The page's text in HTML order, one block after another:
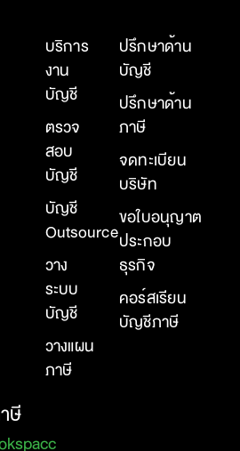
บริการ
งาน
บัญชี
ตรวจ
สอบ
บัญชี
บัญชี
Outsource
วาง
ระบบ
บัญชี
วางแผน
ภาษี
ปรึกษาด้าน
บัญชี
ปรึกษาด้าน
ภาษี
จดทะเบียน
บริษัท
ขอใบอนุญาต
ประกอบ
ธุรกิจ
คอร์สเรียน
บัญชีภาษี
ษี